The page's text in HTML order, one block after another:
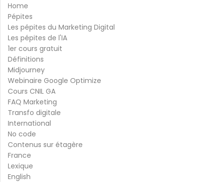
Home
Pépites
Les pépites du Marketing Digital
Les pépites de l'IA
1er cours gratuit
Définitions
Midjourney
Webinaire Google Optimize
Cours CNIL GA
FAQ Marketing
Transfo digitale
International
No code
Contenus sur étagère
France
Lexique
English